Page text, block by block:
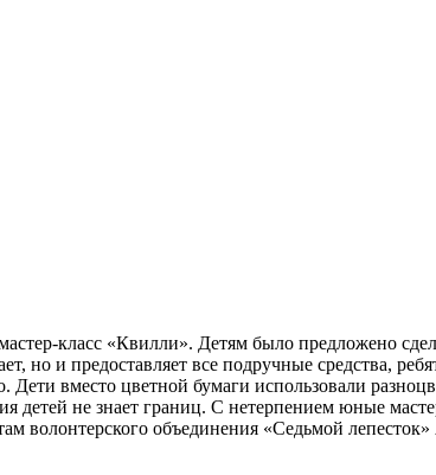
класс «Квилли». Детям было предложено
но и предоставляет все подручные средства,
Дети вместо цветной бумаги использовали
детей не знает границ. С нетерпением юные
волонтерского объединения «Седьмой